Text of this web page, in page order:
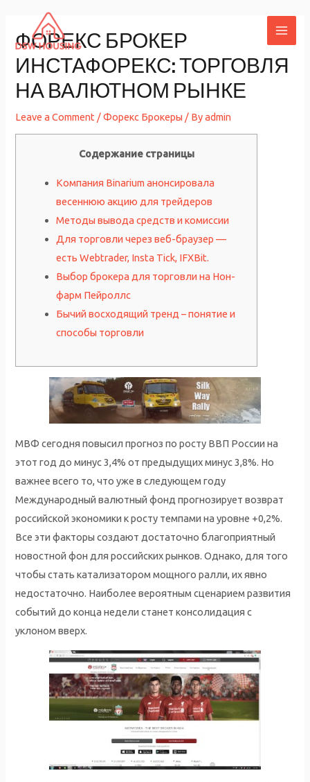
content
ФОРЕКС БРОКЕР
ИНСТАФОРЕКС: ТОРГОВЛЯ
НА ВАЛЮТНОМ РЫНКЕ
Leave a Comment /Форекс Брокеры / Byadmin
Содержание страницы
Компания Binarium анонсировала
весеннюю акцию для трейдеров
Методы вывода средств и комиссии
Для торговли через веб-браузер —
есть Webtrader, Insta Tick, IFXBit.
Выбор брокера для торговли на Нон-
фарм Пейроллс
Бычий восходящий тренд – понятие и
способы торговли
МВФ сегодня повысил прогноз по росту ВВП России на
этот год до минус 3,4% от предыдущих минус 3,8%. Но
важнее всего то, что уже в следующем году
Международный валютный фонд прогнозирует возврат
российской экономики к росту темпами на уровне +0,2%.
Все эти факторы создают достаточно благоприятный
новостной фон для российских рынков. Однако, для того
чтобы стать катализатором мощного ралли, их явно
недостаточно. Наиболее вероятным сценарием развития
событий до конца недели станет консолидация с
уклоном вверх.